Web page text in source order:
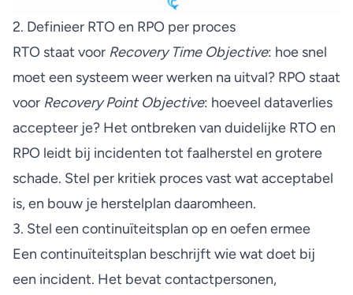
2. Definieer RTO en RPO per proces
RTO staat voor Recovery Time Objective: hoe snel
moet een systeem weer werken na uitval? RPO staat
voor Recovery Point Objective: hoeveel dataverlies
accepteer je? Het ontbreken van duidelijke RTO en
RPO leidt bij incidenten tot faalherstel en grotere
schade. Stel per kritiek proces vast wat acceptabel
is, en bouw je herstelplan daaromheen.
3. Stel een continuïteitsplan op en oefen ermee
Een continuïteitsplan beschrijft wie wat doet bij
een incident. Het bevat contactpersonen,